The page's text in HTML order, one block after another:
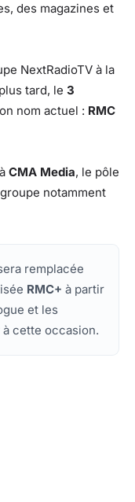
des magazines et
NextRadioTV à la
tard, le 3
nom actuel : RMC
CMA Media, le pôle
notamment
remplacée
RMC+ à partir
et les
cette occasion.